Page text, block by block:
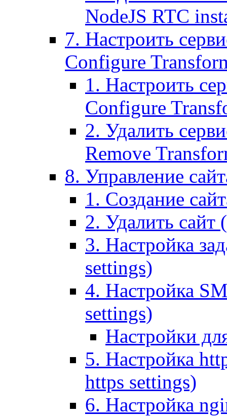
NodeJS RTC
7. Настроить
Configure
1. Настроить
Configure
2. Удалить
Remove
8. Управление
1. Создание
2. Удалить сайт
3. Настройка
settings)
4. Настройка
settings)
Настройки
5. Настройка
https settings)
6. Настройка